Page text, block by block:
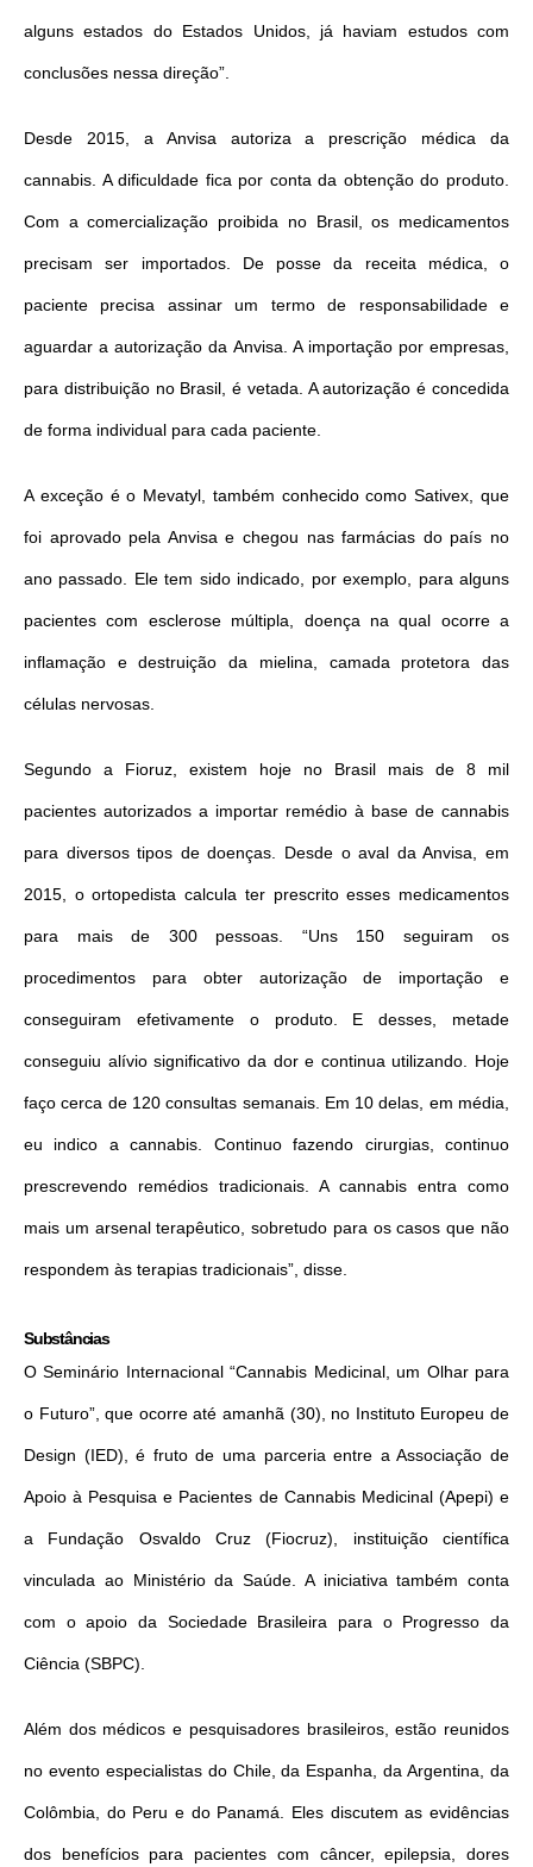
alguns estados do Estados Unidos, já haviam estudos com
conclusões nessa direção”.
Desde 2015, a Anvisa autoriza a prescrição médica da
cannabis. A dificuldade fica por conta da obtenção do produto.
Com a comercialização proibida no Brasil, os medicamentos
precisam ser importados. De posse da receita médica, o
paciente precisa assinar um termo de responsabilidade e
aguardar a autorização da Anvisa. A importação por empresas,
para distribuição no Brasil, é vetada. A autorização é concedida
de forma individual para cada paciente.
A exceção é o Mevatyl, também conhecido como Sativex, que
foi aprovado pela Anvisa e chegou nas farmácias do país no
ano passado. Ele tem sido indicado, por exemplo, para alguns
pacientes com esclerose múltipla, doença na qual ocorre a
inflamação e destruição da mielina, camada protetora das
células nervosas.
Segundo a Fioruz, existem hoje no Brasil mais de 8 mil
pacientes autorizados a importar remédio à base de cannabis
para diversos tipos de doenças. Desde o aval da Anvisa, em
2015, o ortopedista calcula ter prescrito esses medicamentos
para mais de 300 pessoas. “Uns 150 seguiram os
procedimentos para obter autorização de importação e
conseguiram efetivamente o produto. E desses, metade
conseguiu alívio significativo da dor e continua utilizando. Hoje
faço cerca de 120 consultas semanais. Em 10 delas, em média,
eu indico a cannabis. Continuo fazendo cirurgias, continuo
prescrevendo remédios tradicionais. A cannabis entra como
mais um arsenal terapêutico, sobretudo para os casos que não
respondem às terapias tradicionais”, disse.
Substâncias
O Seminário Internacional “Cannabis Medicinal, um Olhar para
o Futuro”, que ocorre até amanhã (30), no Instituto Europeu de
Design (IED), é fruto de uma parceria entre a Associação de
Apoio à Pesquisa e Pacientes de Cannabis Medicinal (Apepi) e
a Fundação Osvaldo Cruz (Fiocruz), instituição científica
vinculada ao Ministério da Saúde. A iniciativa também conta
com o apoio da Sociedade Brasileira para o Progresso da
Ciência (SBPC).
Além dos médicos e pesquisadores brasileiros, estão reunidos
no evento especialistas do Chile, da Espanha, da Argentina, da
Colômbia, do Peru e do Panamá. Eles discutem as evidências
dos benefícios para pacientes com câncer, epilepsia, dores